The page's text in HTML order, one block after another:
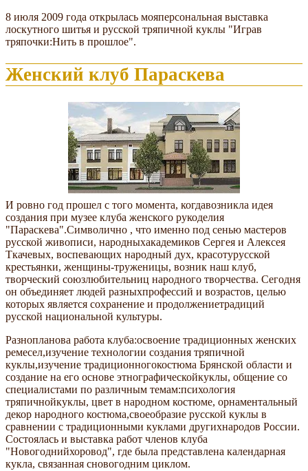
8 июля 2009 года открылась мояперсональная выставка
лоскутного шитья и русской тряпичной куклы "Играв
тряпочки:Нить в прошлое".
Женский клуб Параскева
И ровно год прошел с того момента, когдавозникла идея
создания при музее клуба женского рукоделия
"Параскева".Символично , что именно под сенью мастеров
русской живописи, народныхакадемиков Сергея и Алексея
Ткачевых, воспевающих народный дух, красотурусской
крестьянки, женщины-труженицы, возник наш клуб,
творческий союзлюбительниц народного творчества. Сегодня
он объединяет людей разныхпрофессий и возрастов, целью
которых является сохранение и продолжениетрадиций
русской национальной культуры.
Разнопланова работа клуба:освоение традиционных женских
ремесел,изучение технологии создания тряпичной
куклы,изучение традиционногокостюма Брянской области и
создание на его основе этнографическойкуклы, общение со
специалистами по различным темам:психология
тряпичнойкуклы, цвет в народном костюме, орнаментальный
декор народного костюма,своеобразие русской куклы в
сравнении с традиционными куклами другихнародов России.
Состоялась и выставка работ членов клуба
"Новогоднийхоровод", где была представлена календарная
кукла, связанная сновогодним циклом.